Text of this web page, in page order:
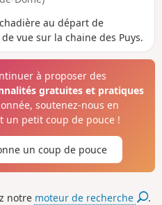
au départ de
vue sur la chaine des Puys.
à proposer des
gratuites et pratiques
soutenez-nous en
un petit coup de pouce !
un coup de pouce
notre moteur de recherche .